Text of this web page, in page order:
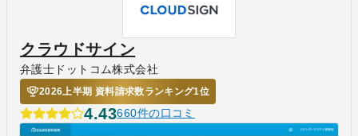
クラウドサイン
弁護士ドットコム株式会社
2026上半期 資料請求数ランキング1位
4.43660件の口コミ